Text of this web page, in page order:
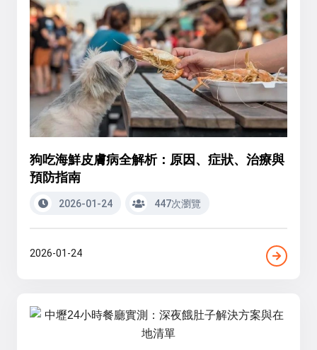
狗吃海鮮皮膚病全解析：原因、症狀、治療與
預防指南
2026-01-24 447次瀏覽
2026-01-24